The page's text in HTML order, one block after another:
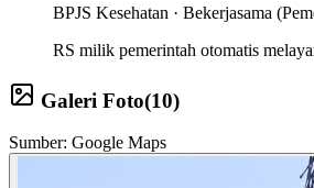
BPJS Kesehatan · Bekerjasama
RS milik pemerintah otomatis
Galeri Foto(10)
Sumber: Google Maps